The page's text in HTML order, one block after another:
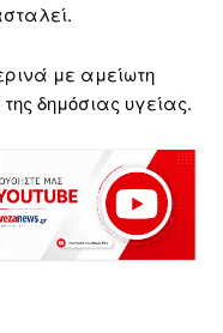
με αμείωτη
δημόσιας υγείας.